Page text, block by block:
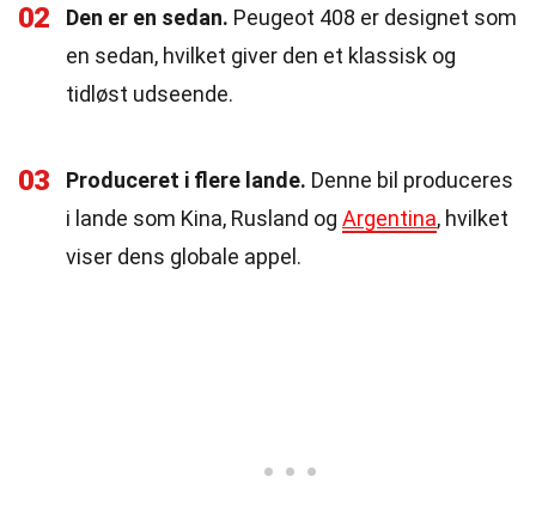
02 Den er en sedan. Peugeot 408 er designet som
en sedan, hvilket giver den et klassisk og
tidløst udseende.
03 Produceret i flere lande. Denne bil produceres
i lande som Kina, Rusland og Argentina, hvilket
viser dens globale appel.